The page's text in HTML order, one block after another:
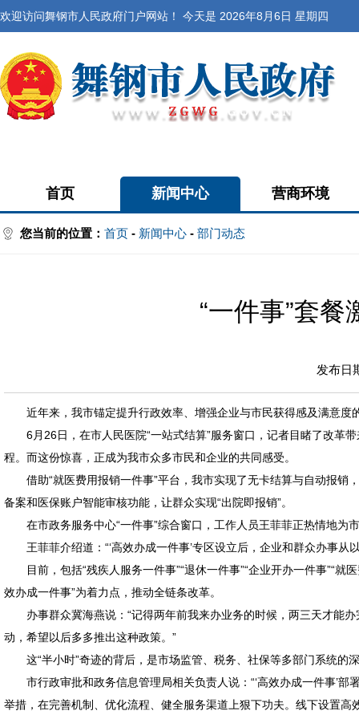
欢迎访问舞钢市人民政府门户网站！ 今天是 2026年8月6日 星期四
首页 新闻中心 营商环境
您当前的位置： 首页 - 新闻中心 - 部门动态
“一件事”套
发布日
近年来，我市锚定提升行政效率、增强企业与市民获得感及满意度
6月26日，在市人民医院“一站式结算”服务窗口，记者目睹了改革
程。而这份惊喜，正成为我市众多市民和企业的共同感受。
借助“就医费用报销一件事”平台，我市实现了无卡结算与自动报
备案和医保账户智能审核功能，让群众实现“出院即报销”。
在市政务服务中心“一件事”综合窗口，工作人员王菲菲正热情地为
王菲菲介绍道：“‘高效办成一件事’专区设立后，企业和群众办事
目前，包括“残疾人服务一件事”“退休一件事”“企业开办一件事”“
效办成一件事”为着力点，推动全链条改革。
办事群众冀海燕说：“记得两年前我来办业务的时候，两三天才能
动，希望以后多多推出这种政策。”
这“半小时”奇迹的背后，是市场监管、税务、社保等多部门系统
市行政审批和政务信息管理局相关负责人说：“‘高效办成一件事’
举措，在完善机制、优化流程、健全服务渠道上狠下功夫。线下设置